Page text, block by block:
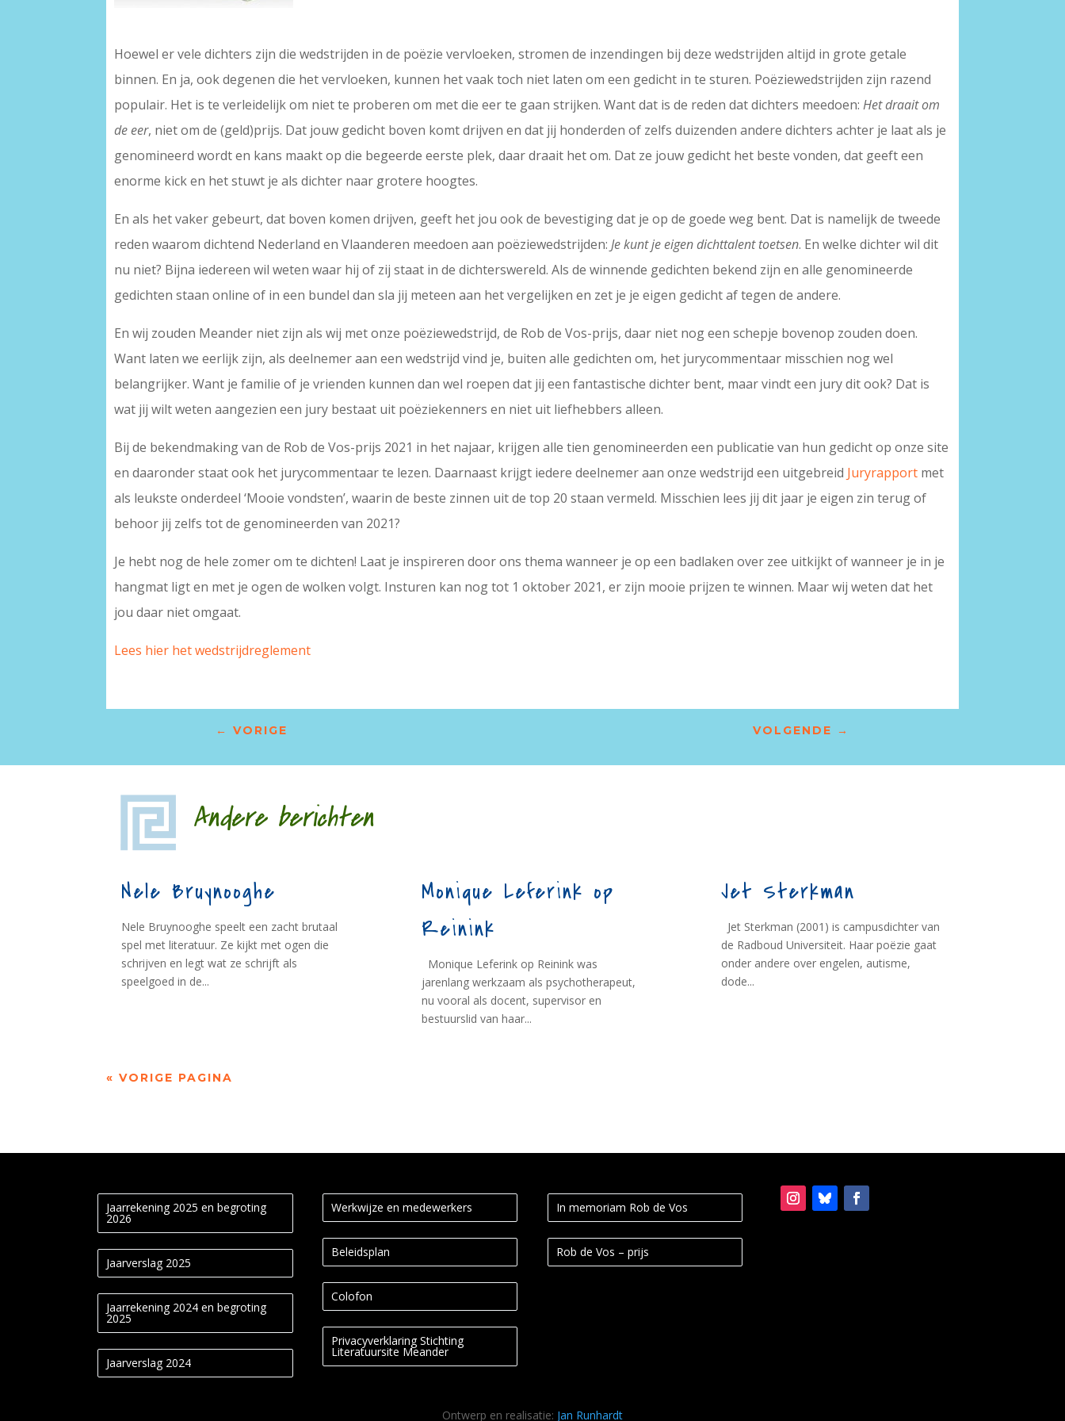
Hoewel er vele dichters zijn die wedstrijden in de poëzie vervloeken, stromen de inzendingen bij deze wedstrijden altijd in grote getale
binnen. En ja, ook degenen die het vervloeken, kunnen het vaak toch niet laten om een gedicht in te sturen. Poëziewedstrijden zijn razend
populair. Het is te verleidelijk om niet te proberen om met die eer te gaan strijken. Want dat is de reden dat dichters meedoen:Het draait om
de eer, niet om de (geld)prijs. Dat jouw gedicht boven komt drijven en dat jij honderden of zelfs duizenden andere dichters achter je laat als je
genomineerd wordt en kans maakt op die begeerde eerste plek, daar draait het om. Dat ze jouw gedicht het beste vonden, dat geeft een
enorme kick en het stuwt je als dichter naar grotere hoogtes.
En als het vaker gebeurt, dat boven komen drijven, geeft het jou ook de bevestiging dat je op de goede weg bent. Dat is namelijk de tweede
reden waarom dichtend Nederland en Vlaanderen meedoen aan poëziewedstrijden:Je kunt je eigen dichttalent toetsen. En welke dichter wil dit
nu niet? Bijna iedereen wil weten waar hij of zij staat in de dichterswereld. Als de winnende gedichten bekend zijn en alle genomineerde
gedichten staan online of in een bundel dan sla jij meteen aan het vergelijken en zet je je eigen gedicht af tegen de andere.
En wij zouden Meander niet zijn als wij met onze poëziewedstrijd, de Rob de Vos-prijs, daar niet nog een schepje bovenop zouden doen.
Want laten we eerlijk zijn, als deelnemer aan een wedstrijd vind je, buiten alle gedichten om, het jurycommentaar misschien nog wel
belangrijker. Want je familie of je vrienden kunnen dan wel roepen dat jij een fantastische dichter bent, maar vindt een jury dit ook? Dat is
wat jij wilt weten aangezien een jury bestaat uit poëziekenners en niet uit liefhebbers alleen.
Bij de bekendmaking van de Rob de Vos-prijs 2021 in het najaar, krijgen alle tien genomineerden een publicatie van hun gedicht op onze site
en daaronder staat ook het jurycommentaar te lezen. Daarnaast krijgt iedere deelnemer aan onze wedstrijd een uitgebreid Juryrapport met
als leukste onderdeel ‘Mooie vondsten’, waarin de beste zinnen uit de top 20 staan vermeld. Misschien lees jij dit jaar je eigen zin terug of
behoor jij zelfs tot de genomineerden van 2021?
Je hebt nog de hele zomer om te dichten! Laat je inspireren door ons thema wanneer je op een badlaken over zee uitkijkt of wanneer je in je
hangmat ligt en met je ogen de wolken volgt. Insturen kan nog tot 1 oktober 2021, er zijn mooie prijzen te winnen. Maar wij weten dat het
jou daar niet omgaat.
Lees hier het wedstrijdreglement
← VORIGE VOLGENDE →
Andere berichten
Nele Bruynooghe
Nele Bruynooghe speelt een zacht brutaal
spel met literatuur. Ze kijkt met ogen die
schrijven en legt wat ze schrijft als
speelgoed in de...
Monique Leferink op
Reinink
Monique Leferink op Reinink was
jarenlang werkzaam als psychotherapeut,
nu vooral als docent, supervisor en
bestuurslid van haar...
Jet Sterkman
Jet Sterkman (2001) is campusdichter van
de Radboud Universiteit. Haar poëzie gaat
onder andere over engelen, autisme,
dode...
« VORIGE PAGINA
Jaarrekening 2025 en begroting
2026
Jaarverslag 2025
Jaarrekening 2024 en begroting
2025
Jaarverslag 2024
Werkwijze en medewerkers
Beleidsplan
Colofon
Privacyverklaring Stichting
Literatuursite Meander
In memoriam Rob de Vos
Rob de Vos – prijs
Ontwerp en realisatie: Jan Runhardt